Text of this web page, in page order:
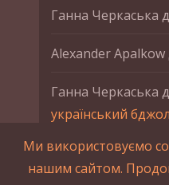
Ганна Черкаська
Alexander Apalkow
Ганна Черкаська
український
Ганна Черкаська
Ми використовуємо
нашим сайтом.